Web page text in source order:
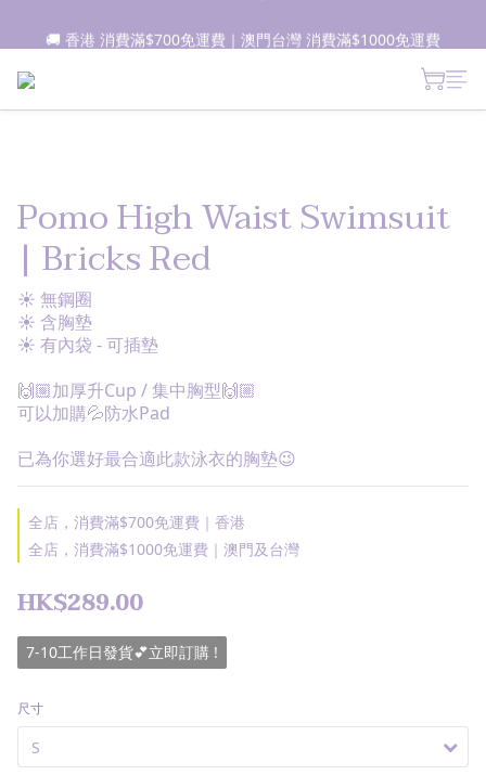
新朋友登記會員即獲$50購物金✨ 點擊了解更多詳情🔎
Pomo High Waist Swimsuit
| Bricks Red
☀ 無鋼圈
☀ 含胸墊
☀ 有內袋 - 可插墊
🙌🏼加厚升Cup / 集中胸型🙌🏼
可以加購💦防水Pad
已為你選好最合適此款泳衣的胸墊😉
全店，消費滿$700免運費｜香港
全店，消費滿$1000免運費｜澳門及台灣
HK$289.00
7-10工作日發貨💕立即訂購 !
尺寸